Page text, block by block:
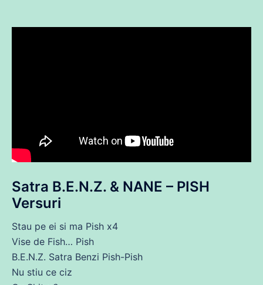
Satra B.E.N.Z. & NANE – PISH
Versuri
Stau pe ei si ma Pish x4
Vise de Fish… Pish
B.E.N.Z. Satra Benzi Pish-Pish
Nu stiu ce ciz